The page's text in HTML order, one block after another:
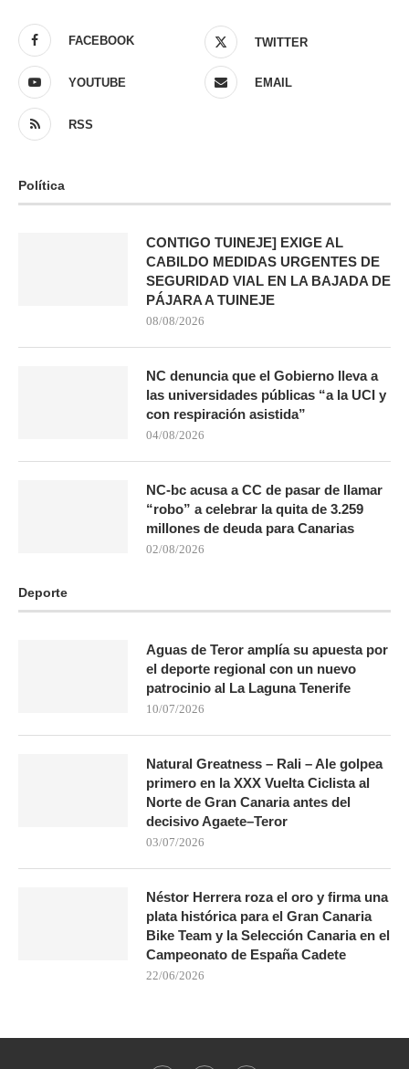
FACEBOOK TWITTER
YOUTUBE EMAIL
RSS
Política
CONTIGO TUINEJE] EXIGE AL
CABILDO MEDIDAS URGENTES DE
SEGURIDAD VIAL EN LA BAJADA DE
PÁJARA A TUINEJE
08/08/2026
NC denuncia que el Gobierno lleva a
las universidades públicas “a la UCI y
con respiración asistida”
04/08/2026
NC-bc acusa a CC de pasar de llamar
“robo” a celebrar la quita de 3.259
millones de deuda para Canarias
02/08/2026
Deporte
Aguas de Teror amplía su apuesta por
el deporte regional con un nuevo
patrocinio al La Laguna Tenerife
10/07/2026
Natural Greatness – Rali – Ale golpea
primero en la XXX Vuelta Ciclista al
Norte de Gran Canaria antes del
decisivo Agaete–Teror
03/07/2026
Néstor Herrera roza el oro y firma una
plata histórica para el Gran Canaria
Bike Team y la Selección Canaria en el
Campeonato de España Cadete
22/06/2026